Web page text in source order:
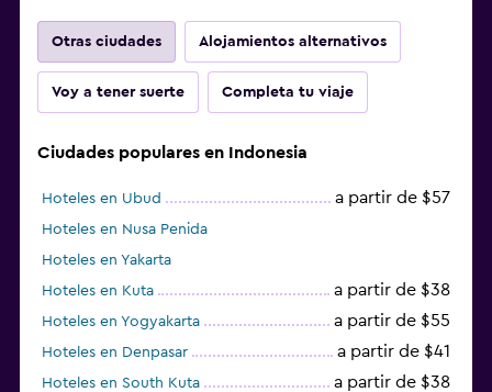
Otras ciudades Alojamientos alternativos
Voy a tener suerte Completa tu viaje
Ciudades populares en Indonesia
Hoteles en Ubud a partir de $57
Hoteles en Nusa Penida
Hoteles en Yakarta
Hoteles en Kuta
a partir de $38
Hoteles en Yogyakarta a partir de $55
Hoteles en Denpasar a partir de $41
Hoteles en South Kuta a partir de $38